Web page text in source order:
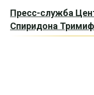
Пресс-служба
Спиридона